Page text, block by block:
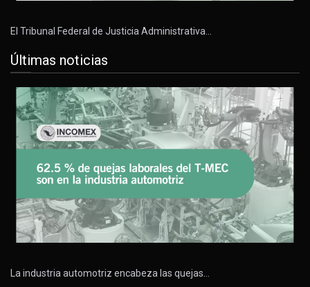
El Tribunal Federal de Justicia Administrativa…
Últimas noticias
La industria automotriz encabeza las quejas…